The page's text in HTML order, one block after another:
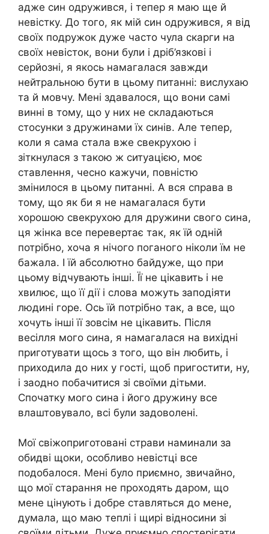
адже син одружився, і тепер я маю ще й
невістку. До того, як мій син одружився, я від
своїх подружок дуже часто чула скарги на
своїх невісток, вони були і дріб’язкові і
серйозні, я якось намагалася завжди
нейтральною бути в цьому питанні: вислухаю
та й мовчу. Мені здавалося, що вони самі
винні в тому, що у них не складаються
стосунки з дружинами їх синів. Але тепер,
коли я сама стала вже свекрухою і
зіткнулася з такою ж ситуацією, моє
ставлення, чесно кажучи, повністю
змінилося в цьому питанні. А вся справа в
тому, що як би я не намагалася бути
хорошою свекрухою для дружини свого сина,
ця жінка все перевертає так, як їй одній
потрібно, хоча я нічого поганого ніколи їм не
бажала. І їй абсолютно байдуже, що при
цьому відчувають інші. Її не цікавить і не
хвилює, що її дії і слова можуть заподіяти
людині горе. Ось їй потрібно так, а все, що
хочуть інші її зовсім не цікавить. Після
весілля мого сина, я намагалася на вихідні
приготувати щось з того, що він любить, і
приходила до них у гості, щоб пригостити, ну,
і заодно побачитися зі своїми дітьми.
Спочатку мого сина і його дружину все
влаштовувало, всі були задоволені.
Мої свіжоприготовані страви наминали за
обидві щоки, особливо невістці все
подобалося. Мені було приємно, звичайно,
що мої старання не проходять даром, що
мене цінують і добре ставляться до мене,
думала, що маю теплі і щирі відносини зі